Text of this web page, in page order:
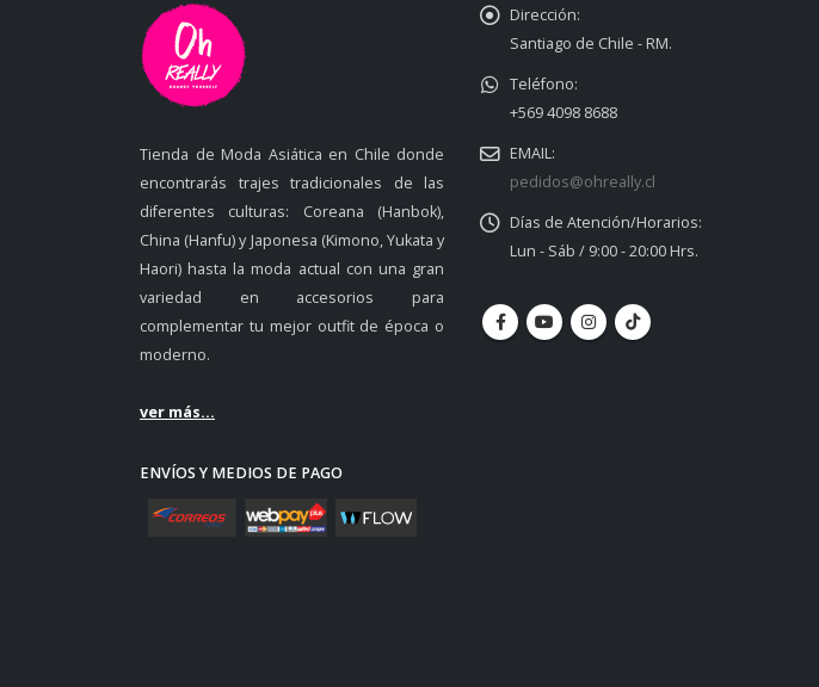
Tienda de Moda Asiática en Chile donde
encontrarás trajes tradicionales de las
diferentes culturas: Coreana (Hanbok),
China (Hanfu) y Japonesa (Kimono, Yukata y
Haori) hasta la moda actual con una gran
variedad en accesorios para
complementar tu mejor outfit de época o
moderno.
ver más...
ENVÍOS Y MEDIOS DE PAGO
Dirección:
Santiago de Chile - RM.
Teléfono:
+569 4098 8688
EMAIL:
pedidos@ohreally.cl
Días de Atención/Horarios:
Lun - Sáb / 9:00 - 20:00 Hrs.